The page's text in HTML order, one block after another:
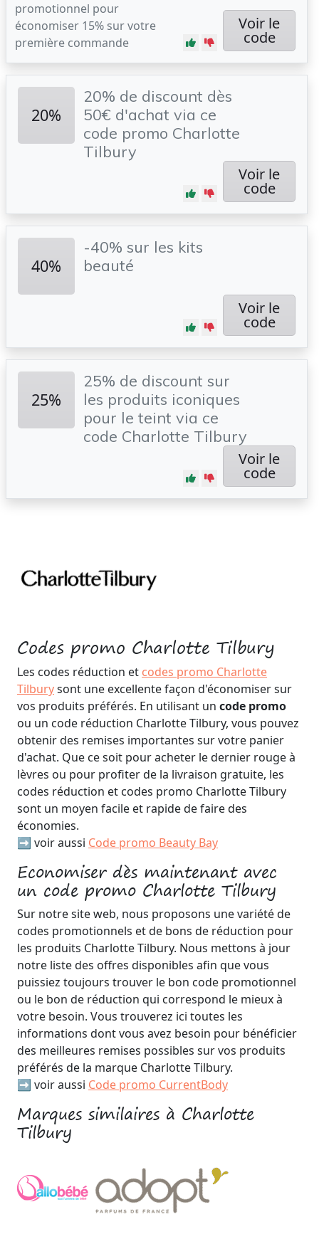
Codes promo Charlotte Tilbury
Les codes réduction et codes promo Charlotte
Tilburysont une excellente façon d'économiser sur
vos produits préférés. En utilisant un code promo
ou un code réduction Charlotte Tilbury, vous pouvez
obtenir des remises importantes sur votre panier
d'achat. Que ce soit pour acheter le dernier rouge à
lèvres ou pour profiter de la livraison gratuite, les
codes réduction et codes promo Charlotte Tilbury
sont un moyen facile et rapide de faire des
économies.
➡️ voir aussi Code promo Beauty Bay
Economiser dès maintenant avec
un code promo Charlotte Tilbury
Sur notre site web, nous proposons une variété de
codes promotionnels et de bons de réduction pour
les produits Charlotte Tilbury. Nous mettons à jour
notre liste des offres disponibles afin que vous
puissiez toujours trouver le bon code promotionnel
ou le bon de réduction qui correspond le mieux à
votre besoin. Vous trouverez ici toutes les
informations dont vous avez besoin pour bénéficier
des meilleures remises possibles sur vos produits
préférés de la marque Charlotte Tilbury.
➡️ voir aussi Code promo CurrentBody
Marques similaires à Charlotte
Tilbury
promotionnel pour
économiser 15% sur votre
première commande
Voir le
code
20%
20% de discount dès
50€ d'achat via ce
code promo Charlotte
Tilbury
Voir le
code
40%
-40% sur les kits
beauté
Voir le
code
25%
25% de discount sur
les produits iconiques
pour le teint via ce
code Charlotte Tilbury
Voir le
code